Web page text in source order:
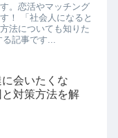
。恋活やマッチング
！ 「社会人になると
法についても知りた
記事です...
会いたくな
対策方法を解